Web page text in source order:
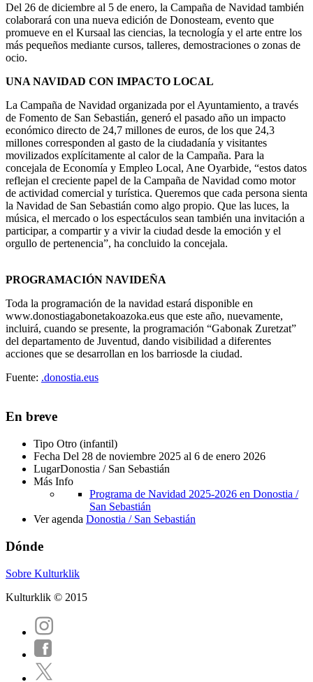
Del 26 de diciembre al 5 de enero, la Campaña de Navidad también
colaborará con una nueva edición de Donosteam, evento que
promueve en el Kursaal las ciencias, la tecnología y el arte entre los
más pequeños mediante cursos, talleres, demostraciones o zonas de
ocio.
UNA NAVIDAD CON IMPACTO LOCAL
La Campaña de Navidad organizada por el Ayuntamiento, a través
de Fomento de San Sebastián, generó el pasado año un impacto
económico directo de 24,7 millones de euros, de los que 24,3
millones corresponden al gasto de la ciudadanía y visitantes
movilizados explícitamente al calor de la Campaña. Para la
concejala de Economía y Empleo Local, Ane Oyarbide, “estos datos
reflejan el creciente papel de la Campaña de Navidad como motor
de actividad comercial y turística. Queremos que cada persona sienta
la Navidad de San Sebastián como algo propio. Que las luces, la
música, el mercado o los espectáculos sean también una invitación a
participar, a compartir y a vivir la ciudad desde la emoción y el
orgullo de pertenencia”, ha concluido la concejala.
PROGRAMACIÓN NAVIDEÑA
Toda la programación de la navidad estará disponible en
www.donostiagabonetakoazoka.eus que este año, nuevamente,
incluirá, cuando se presente, la programación “Gabonak Zuretzat”
del departamento de Juventud, dando visibilidad a diferentes
acciones que se desarrollan en los barriosde la ciudad.
Fuente: .donostia.eus
En breve
Tipo Otro (infantil)
Fecha Del 28 de noviembre 2025 al 6 de enero 2026
LugarDonostia / San Sebastián
Más Info
Programa de Navidad 2025-2026 en Donostia /
San Sebastián
Ver agenda Donostia / San Sebastián
Dónde
Sobre Kulturklik
Kulturklik © 2015